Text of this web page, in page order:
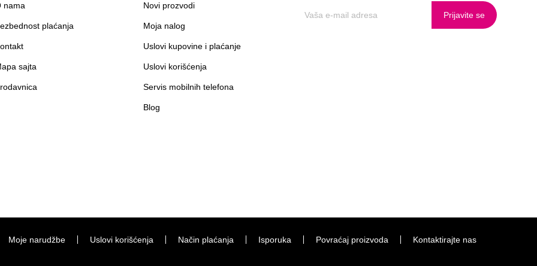
nama
plaćanja
sajta
Novi prozvodi
Moja nalog
Uslovi kupovine i plaćanje
Uslovi korišćenja
Servis mobilnih telefona
Blog
Prijavite se
Moje narudžbe Uslovi korišćenja Način plaćanja Isporuka Povraćaj proizvoda Kontaktirajte nas